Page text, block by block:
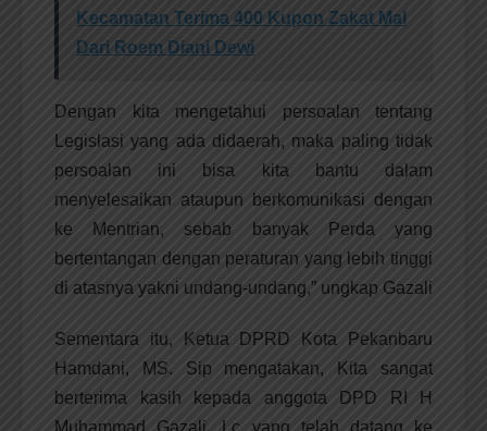
Kecamatan Terima 400 Kupon Zakat Mal
Dari Roem Diani Dewi
Dengan kita mengetahui persoalan tentang
Legislasi yang ada didaerah, maka paling tidak
persoalan ini bisa kita bantu dalam
menyelesaikan ataupun berkomunikasi dengan
ke Mentrian, sebab banyak Perda yang
bertentangan dengan peraturan yang lebih tinggi
di atasnya yakni undang-undang,” ungkap Gazali
Sementara itu, Ketua DPRD Kota Pekanbaru
Hamdani, MS. Sip mengatakan, Kita sangat
berterima kasih kepada anggota DPD RI H